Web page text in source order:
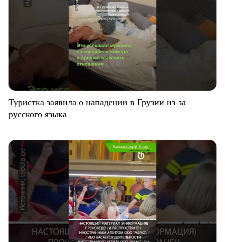
Туристка заявила о нападении в Грузии из-за
русского языка